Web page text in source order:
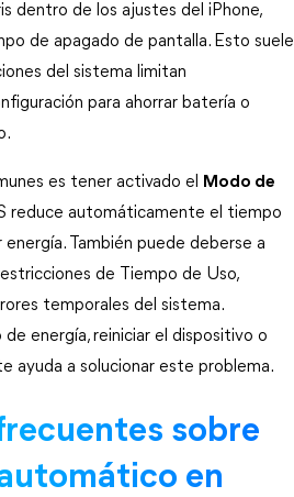
dentro de los ajustes del iPhone,
de apagado de pantalla. Esto suele
del sistema limitan
para ahorrar batería o
es tener activado el
Modo de
reduce automáticamente el tiempo
También puede deberse a
de Tiempo de Uso,
temporales del sistema.
energía, reiniciar el dispositivo o
ayuda a solucionar este problema.
sobre
en